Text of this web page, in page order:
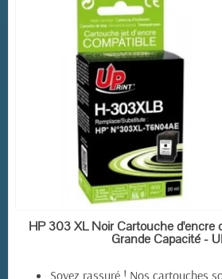
EN STOCK
HP 303 XL Noir Cartouche d'encre
Grande Capacité -
Soyez rassuré ! Nos cartouches